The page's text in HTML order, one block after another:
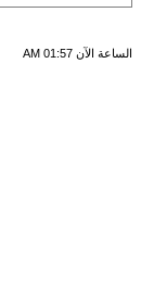
الساعة الآن 01:57 AM